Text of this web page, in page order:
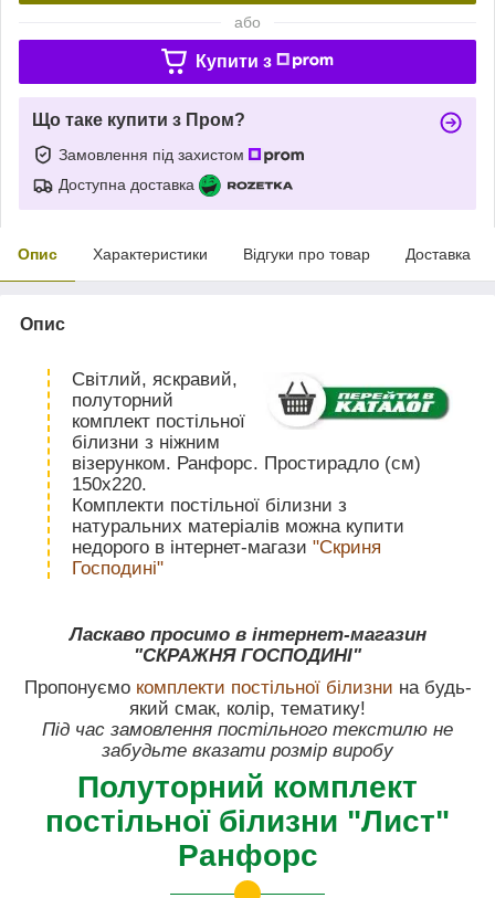
або
Купити з
Що таке купити з Пром?
Замовлення під захистом
Доступна доставка
Опис Характеристики Відгуки про товар Доставка
Опис
Світлий, яскравий,
полуторний
комплект постільної
білизни з ніжним
візерунком. Ранфорс. Простирадло (см)
150х220.
Комплекти постільної білизни з
натуральних матеріалів можна купити
недорого в інтернет-магази "Скриня
Господині"
Ласкаво просимо в інтернет-магазин
"СКРАЖНЯ ГОСПОДИНІ"
Пропонуємо комплекти постільної білизни на будь-
який смак, колір, тематику!
Під час замовлення постільного текстилю не
забудьте вказати розмір виробу
Полуторний комплект
постільної білизни "Лист"
Ранфорс